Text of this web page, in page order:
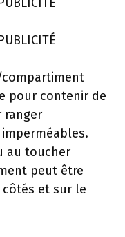
pour contenir de
ranger
au toucher
peut être
et sur le